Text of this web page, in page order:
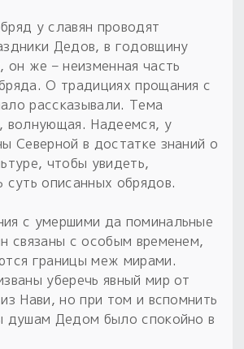
и книг
нательные
и машины
и обряды
гадания
по системе Рез Рода:
книги
лавке!
Рода. Нежиты» и «Резы
Хозяева» с колодами
со значениями, раскладами,
у славян проводят
Дедов, в годовщину
он же – неизменная часть
О традициях прощания с
рассказывали. Тема
волнующая. Надеемся, у
Северной в достатке знаний о
чтобы увидеть,
суть описанных обрядов.
с умершими да поминальные
связаны с особым временем,
границы меж мирами.
уберечь явный мир от
Нави, но при том и вспомнить
душам Дедом было спокойно в